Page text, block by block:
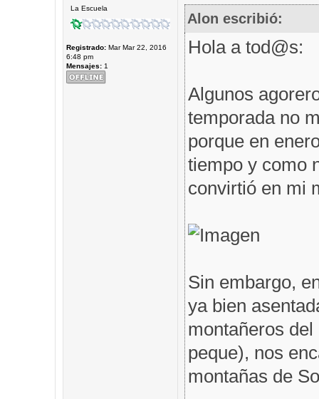
La Escuela
Registrado:Mar Mar 22, 2016
6:48 pm
Mensajes:1
Alon escribió:
Hola a tod@s:
Algunos
temporada no
porque en
tiempo y como
convirtió en mi
Sin embargo,
ya bien
montañeros
peque), nos
montañas de